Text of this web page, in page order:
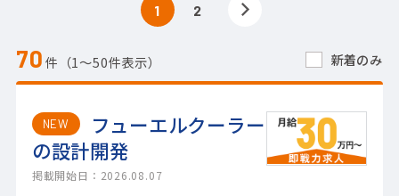
70件（1〜50件表示） 新着のみ
1 2
NEW
フューエルクーラー
の設計開発
掲載開始日：2026.08.07